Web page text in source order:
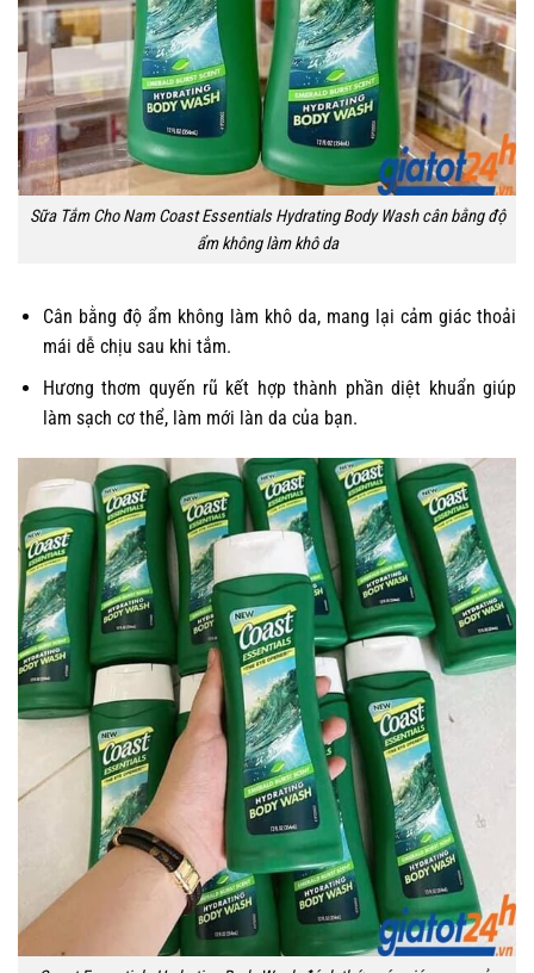
Sữa Tắm Cho Nam Coast Essentials Hydrating Body Wash cân bằng độ
ẩm không làm khô da
Cân bằng độ ẩm không làm khô da, mang lại cảm giác thoải
mái dễ chịu sau khi tắm.
Hương thơm quyến rũ kết hợp thành phần diệt khuẩn giúp
làm sạch cơ thể, làm mới làn da của bạn.